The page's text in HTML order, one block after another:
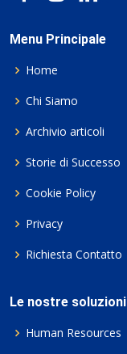
Menu Principale
Home
Chi Siamo
Archivio articoli
Storie di Successo
Cookie Policy
Privacy
Richiesta Contatto
Le nostre soluzioni
Human Resources